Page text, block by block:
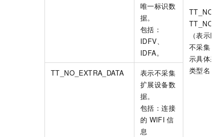
（表示
不采集
示具体
类型名）
唯一标识数
据。
包括：
IDFV、
IDFA。
TT_NO_EXTRA_DATA
表示不采集
扩展设备数
据。
包括：连接
的 WIFI 信
息